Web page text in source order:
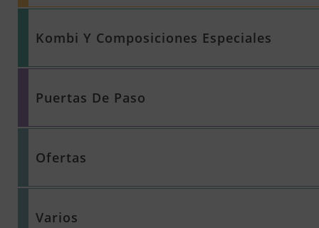
Kombi Y Composiciones Especiales
Puertas De Paso
Ofertas
Varios